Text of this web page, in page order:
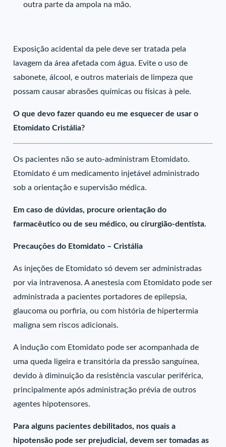
outra parte da ampola na mão.
Exposição acidental da pele deve ser tratada pela
lavagem da área afetada com água. Evite o uso de
sabonete, álcool, e outros materiais de limpeza que
possam causar abrasões químicas ou físicas à pele.
O que devo fazer quando eu me esquecer de usar o
Etomidato Cristália?
Os pacientes não se auto-administram Etomidato.
Etomidato é um medicamento injetável administrado
sob a orientação e supervisão médica.
Em caso de dúvidas, procure orientação do
farmacêutico ou de seu médico, ou cirurgião-dentista.
Precauções do Etomidato – Cristália
As injeções de Etomidato só devem ser administradas
por via intravenosa. A anestesia com Etomidato pode ser
administrada a pacientes portadores de epilepsia,
glaucoma ou porfiria, ou com história de hipertermia
maligna sem riscos adicionais.
A indução com Etomidato pode ser acompanhada de
uma queda ligeira e transitória da pressão sanguínea,
devido à diminuição da resistência vascular periférica,
principalmente após administração prévia de outros
agentes hipotensores.
Para alguns pacientes debilitados, nos quais a
hipotensão pode ser prejudicial, devem ser tomadas as